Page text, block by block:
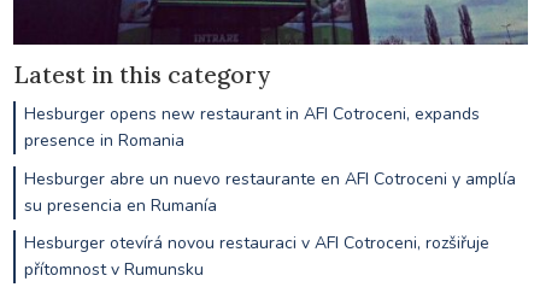
Latest in this category
Hesburger opens new restaurant in AFI Cotroceni, expands
presence in Romania
Hesburger abre un nuevo restaurante en AFI Cotroceni y amplía
su presencia en Rumanía
Hesburger otevírá novou restauraci v AFI Cotroceni, rozšiřuje
přítomnost v Rumunsku